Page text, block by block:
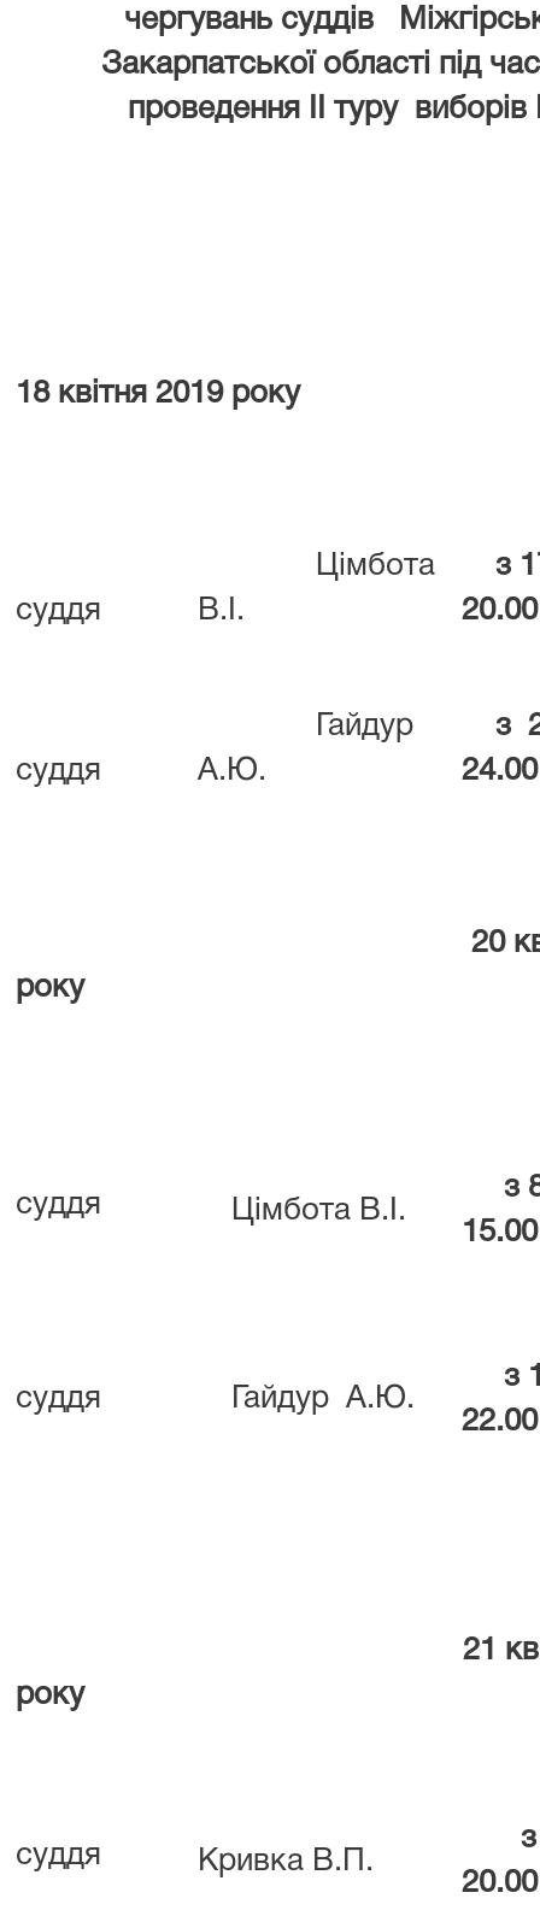
чергувань суддів
Закарпатської області під
проведення ІІ туру
18 квітня 2019 року
суддя
Цімбота
В.І.
з
суддя
Гайдур
А.Ю.
з
20
року
суддя Цімбота В.І.
з
суддя Гайдур А.Ю.
з
21
року
суддя Кривка В.П.